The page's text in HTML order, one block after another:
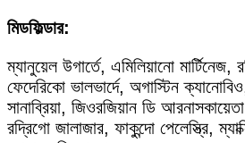
মিডফিল্ডার:
ম্যানুয়েল উগার্তে, এমিলিয়ানো মার্টিনেজ,
ফেদেরিকো ভালভার্দে, অগাস্টিন
সানাব্রিয়া, জিওরজিয়ান ডি
রদ্রিগো জালাজার, ফাকুন্দো পেলেস্ত্রি,